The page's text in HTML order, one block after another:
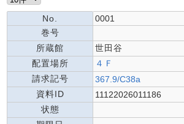
No.
0001
巻号
所蔵館
世田谷
配置場所
４Ｆ
請求記号
367.9/C38a
資料ID
11122026011186
状態